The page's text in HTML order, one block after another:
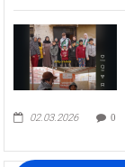
02.03.2026 0